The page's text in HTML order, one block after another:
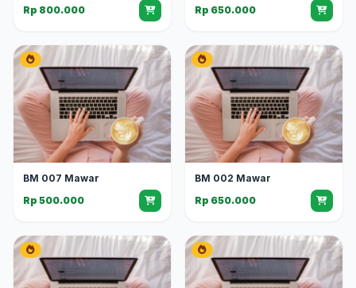
Rp 800.000
Rp 650.000
BM 007 Mawar
Rp 500.000
BM 002 Mawar
Rp 650.000